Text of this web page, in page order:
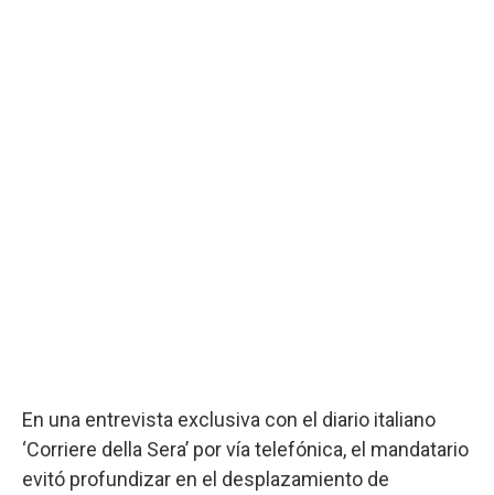
En una entrevista exclusiva con el diario italiano
‘Corriere della Sera’ por vía telefónica, el mandatario
evitó profundizar en el desplazamiento de